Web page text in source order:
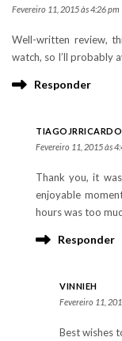
Fevereiro 11, 2015 às 4:26 pm
Well-written review,
watch, so I’ll probably
Responder
TIAGOJRRICARDO
Fevereiro 11, 2015 às
Thank you, it
enjoyable
hours was too
Responder
VINNIEH
Fevereiro 11,
Best wishes